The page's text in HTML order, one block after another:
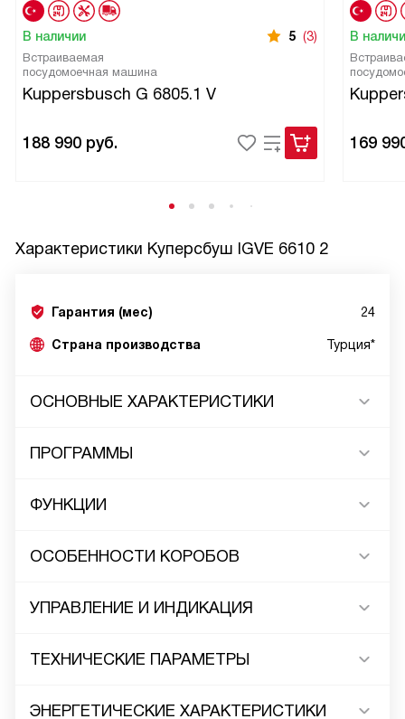
В наличии 5 (3)
Встраиваемая
посудомоечная машина
Kuppersbusch G 6805.1 V
188 990 руб.
В
169
Характеристики Куперсбуш IGVE 6610 2
Гарантия (мес) 24
Страна производства Турция*
ОСНОВНЫЕ ХАРАКТЕРИСТИКИ
ПРОГРАММЫ
ФУНКЦИИ
ОСОБЕННОСТИ КОРОБОВ
УПРАВЛЕНИЕ И ИНДИКАЦИЯ
ТЕХНИЧЕСКИЕ ПАРАМЕТРЫ
ЭНЕРГЕТИЧЕСКИЕ ХАРАКТЕРИСТИКИ